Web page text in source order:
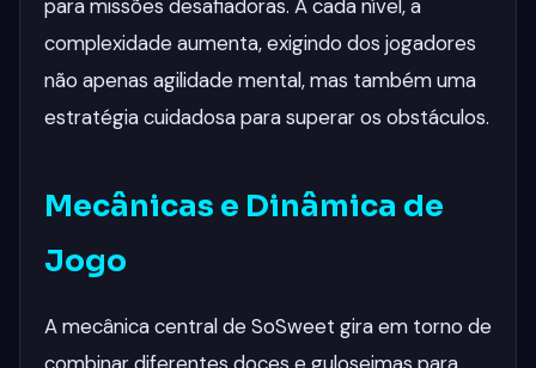
para missões desafiadoras. A cada nível, a
complexidade aumenta, exigindo dos jogadores
não apenas agilidade mental, mas também uma
estratégia cuidadosa para superar os obstáculos.
Mecânicas e Dinâmica de
Jogo
A mecânica central de SoSweet gira em torno de